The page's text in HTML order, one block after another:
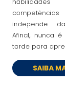
competências
independe
Afinal, nunca
tarde para
SAIBA